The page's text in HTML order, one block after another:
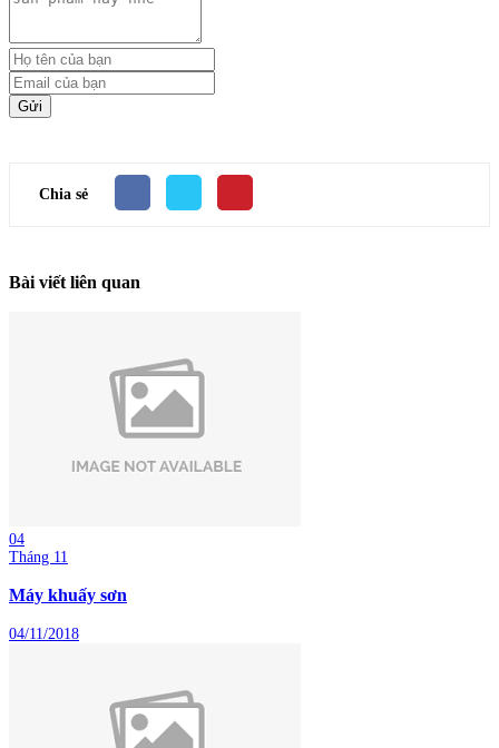
Gửi
Chia sẻ
Bài viết liên quan
04
Tháng 11
Máy khuấy sơn
04/11/2018